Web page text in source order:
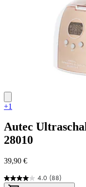
+1
Autec
28010
39,90 €
4.0 (88)
4.0